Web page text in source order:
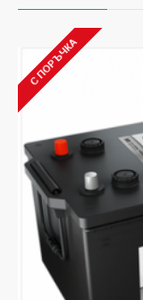
С ПОРЪЧКА